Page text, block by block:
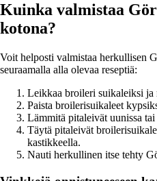
Kuinka valmistaa
kotona?
Voit helposti valmistaa herkullisen
seuraamalla alla olevaa reseptiä:
Leikkaa broileri suikaleiksi ja
Paista broilerisuikaleet
Lämmitä pitaleivät uunissa
Täytä pitaleivät
kastikkeella.
Nauti herkullinen itse tehty